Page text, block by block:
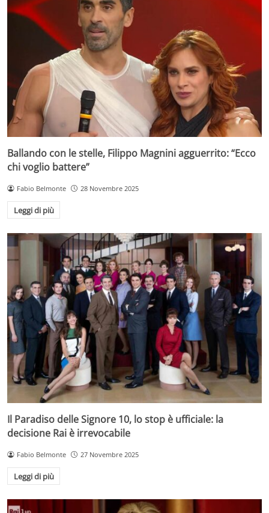
Ballando con le stelle, Filippo Magnini agguerrito: “Ecco
chi voglio battere”
Fabio Belmonte 28 Novembre 2025
Leggi di più
Il Paradiso delle Signore 10, lo stop è ufficiale: la
decisione Rai è irrevocabile
Fabio Belmonte 27 Novembre 2025
Leggi di più